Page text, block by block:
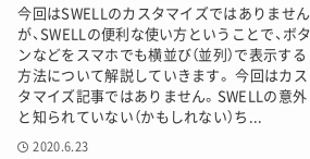
今回はSWELLのカスタマイズではありません
が、SWELLの便利な使い方ということで、ボタ
ンなどをスマホでも横並び（並列）で表示する
方法について解説していきます。 今回はカス
タマイズ記事ではありません。SWELLの意外
と知られていない（かもしれない）ち...
2020.6.23